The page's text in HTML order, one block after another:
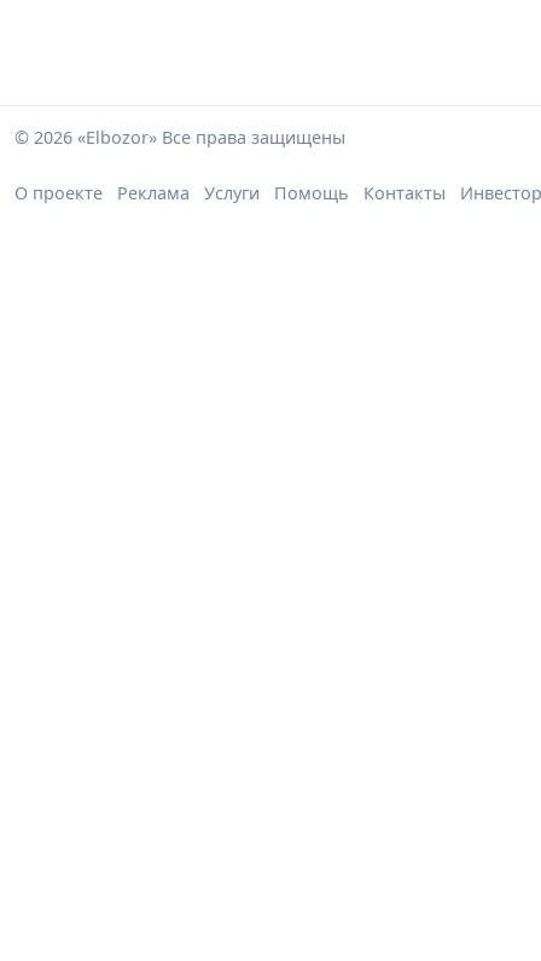
© 2026 «Elbozor» Все права защищены
О проекте Реклама Услуги Помощь Контакты